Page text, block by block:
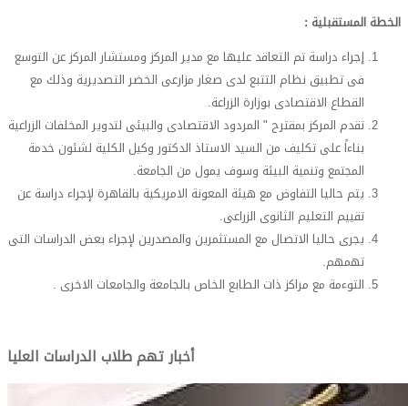
الخطة المستقبلية :
إجراء دراسة تم التعاقد عليها مع مدير المركز ومستشار المركز عن التوسع
فى تطبيق نظام التتبع لدى صغار مزارعى الخضر التصديرية وذلك مع
القطاع الاقتصادى بوزارة الزراعة.
تقدم المركز بمقترح " المردود الاقتصادى والبيئى لتدوير المخلفات الزراعية
بناءاً على تكليف من السيد الاستاذ الدكتور وكيل الكلية لشئون خدمة
المجتمع وتنمية البيئة وسوف يمول من الجامعة.
يتم حاليا التفاوض مع هيئة المعونة الامريكية بالقاهرة لإجراء دراسة عن
تقييم التعليم الثانوى الزراعى.
يجرى حاليا الاتصال مع المستثمرين والمصدرين لإجراء بعض الدراسات التى
تهمهم.
التوءمة مع مراكز ذات الطابع الخاص بالجامعة والجامعات الاخرى .
أخبار تهم طلاب الدراسات العليا